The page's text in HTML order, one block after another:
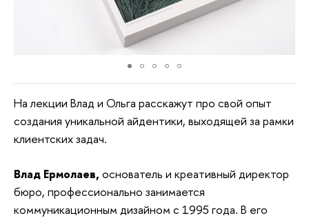
На лекции Влад и Ольга расскажут про свой опыт
создания уникальной айдентики, выходящей за рамки
клиентских задач.
Влад Ермолаев,основатель и креативный директор
бюро, профессионально занимается
коммуникационным дизайном с 1995 года. В его